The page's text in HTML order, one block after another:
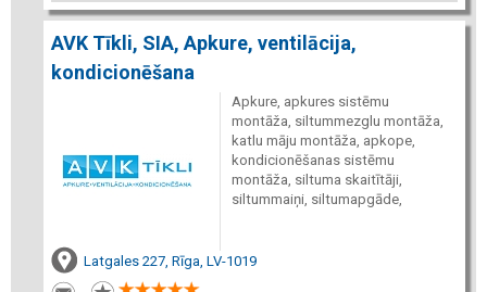
AVK Tīkli, SIA, Apkure, ventilācija,
kondicionēšana
Apkure, apkures sistēmu
montāža, siltummezglu montāža,
katlu māju montāža, apkope,
kondicionēšanas sistēmu
montāža, siltuma skaitītāji,
siltummaiņi, siltumapgāde,
Latgales 227, Rīga, LV-1019